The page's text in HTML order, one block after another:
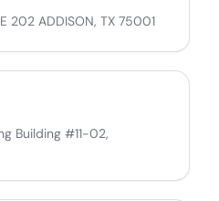
202 ADDISON, TX 75001
Building #11-02,